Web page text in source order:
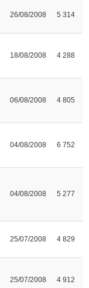
26/08/2008 5 314
18/08/2008 4 288
06/08/2008 4 805
04/08/2008 6 752
04/08/2008 5 277
25/07/2008 4 829
25/07/2008 4 912